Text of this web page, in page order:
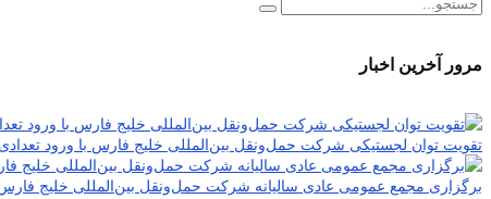
مرور آخرین اخبار
تقویت توان لجستیکی شرکت حمل‌ونقل بین‌المللی خلیج فارس با ورود
برگزاری مجمع عمومی عادی سالیانه شرکت حمل‌ونقل بین‌المللی خلیج